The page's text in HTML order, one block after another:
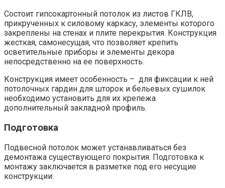
Состоит гипсокартонный потолок из листов ГКЛВ,
прикрученных к силовому каркасу, элементы которого
закреплены на стенах и плите перекрытия. Конструкция
жесткая, самонесущая, что позволяет крепить
осветительные приборы и элементы декора
непосредственно на ее поверхность.
Конструкция имеет особенность – для фиксации к ней
потолочных гардин для шторок и бельевых сушилок
необходимо установить для их крепежа
дополнительный закладной профиль.
Подготовка
Подвесной потолок может устанавливаться без
демонтажа существующего покрытия. Подготовка к
монтажу заключается в разметке под его несущие
конструкции: